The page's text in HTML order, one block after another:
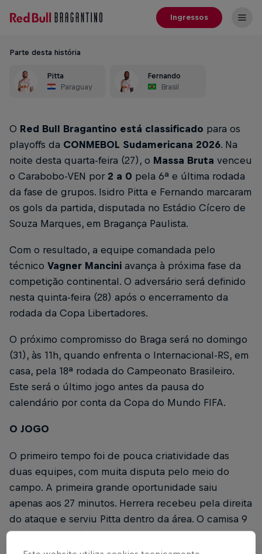
Ingressos
Parte desta história
Pitta
Paraguay
Fernando
Brasil
O Red Bull Bragantino está classificado para os
playoffs da CONMEBOL Sudamericana 2026. Na
noite desta quarta-feira (27), o Massa Bruta venceu
o Carabobo-VEN por 2 a 0 pela 6ª e última rodada
da fase de grupos. Isidro Pitta e Fernando marcaram
os gols da partida, disputada no Estádio Cícero de
Souza Marques, em Bragança Paulista.
Com o resultado, a equipe comandada pelo
técnico Vagner Mancini avança à próxima fase da
competição continental. O adversário será definido
nesta quinta-feira (28) após o encerramento da
rodada da Copa Libertadores.
O próximo compromisso do Braga será no domingo
(31), às 11h, quando enfrenta o Internacional-RS, em
casa, pela 18ª rodada do Campeonato Brasileiro.
Este será o último jogo antes da pausa do
calendário por conta da Copa do Mundo FIFA.
O JOGO
O primeiro tempo foi de pouca criatividade das
duas equipes, com muita disputa pelo meio do
campo. A primeira grande oportunidade saiu
apenas aos 27 minutos. Herrera recebeu pela direita
do ataque e serviu Pitta dentro da área. O camisa 9
paraguaio dominou e soltou uma pancada, mas a
bola subiu demais e foi para fora.